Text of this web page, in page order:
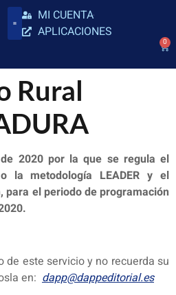
MI CUENTA
APLICACIONES
0
Rural
2020 por la que se regula el
la metodología LEADER y el
para el periodo de programación
de este servicio y no recuerda su
en: dapp@dappeditorial.es